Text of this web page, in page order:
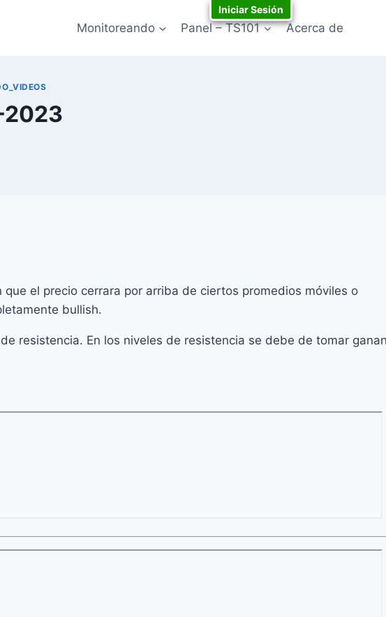
Monitoreando Panel – TS101 Acerca de
el precio cerrara por arriba de ciertos promedios móviles o
bullish.
resistencia. En los niveles de resistencia se debe de tomar
Iniciar Sesión